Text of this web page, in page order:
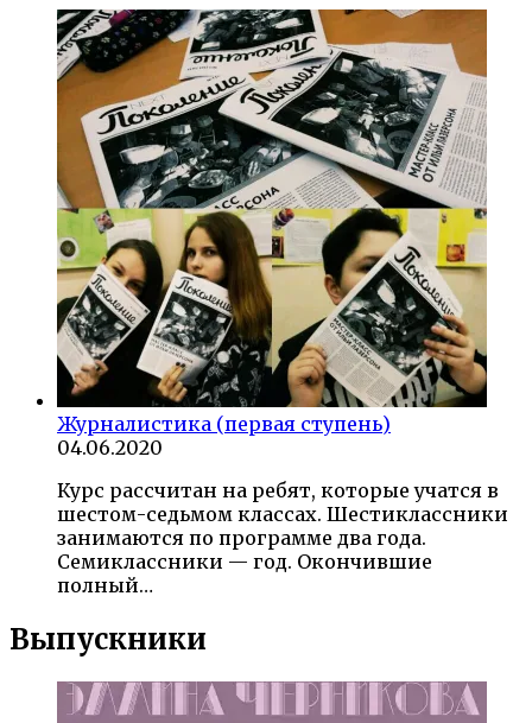
Журналистика (первая ступень)
04.06.2020
Курс рассчитан на ребят, которые учатся в
шестом-седьмом классах. Шестиклассники
занимаются по программе два года.
Семиклассники — год. Окончившие
полный…
Выпускники